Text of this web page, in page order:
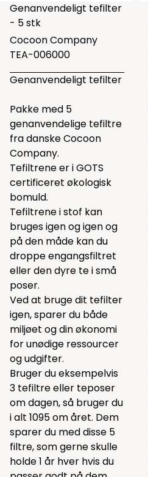
Genanvendeligt tefilter
- 5 stk
Cocoon Company
TEA-006000
Genanvendeligt tefilter
Pakke med 5
genanvendelige tefiltre
fra danske Cocoon
Company.
Tefiltrene er i GOTS
certificeret økologisk
bomuld.
Tefiltrene i stof kan
bruges igen og igen og
på den måde kan du
droppe engangsfiltret
eller den dyre te i små
poser.
Ved at bruge dit tefilter
igen, sparer du både
miljøet og din økonomi
for unødige ressourcer
og udgifter.
Bruger du eksempelvis
3 tefiltre eller teposer
om dagen, så bruger du
i alt 1095 om året. Dem
sparer du med disse 5
filtre, som gerne skulle
holde 1 år hver hvis du